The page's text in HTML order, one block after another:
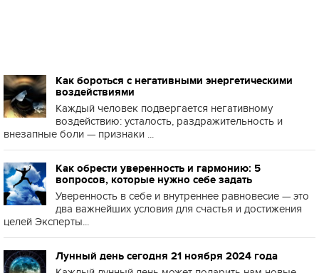
Как бороться с негативными энергетическими
воздействиями
Каждый человек подвергается негативному
воздействию: усталость, раздражительность и
внезапные боли — признаки ...
Как обрести уверенность и гармонию: 5
вопросов, которые нужно себе задать
Уверенность в себе и внутреннее равновесие — это
два важнейших условия для счастья и достижения
целей Эксперты...
Лунный день сегодня 21 ноября 2024 года